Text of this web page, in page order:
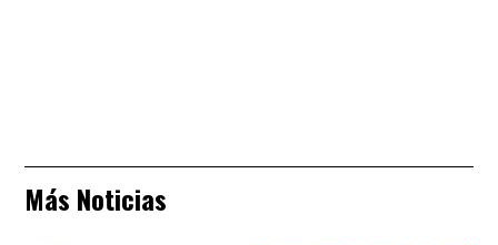
Más Noticias